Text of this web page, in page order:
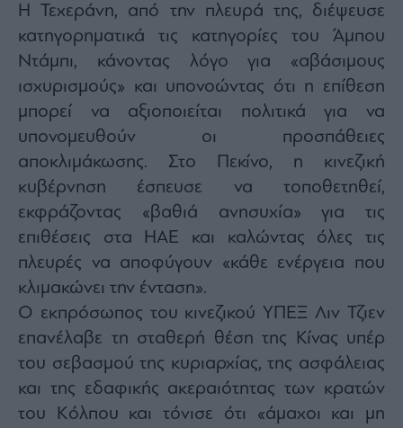
Η Τεχεράνη, από την πλευρά της, διέψευσε
κατηγορηματικά τις κατηγορίες του Άμπου
Ντάμπι, κάνοντας λόγο για «αβάσιμους
ισχυρισμούς» και υπονοώντας ότι η επίθεση
μπορεί να αξιοποιείται πολιτικά για να
υπονομευθούν οι προσπάθειες
αποκλιμάκωσης. Στο Πεκίνο, η κινεζική
κυβέρνηση έσπευσε να τοποθετηθεί,
εκφράζοντας «βαθιά ανησυχία» για τις
επιθέσεις στα ΗΑΕ και καλώντας όλες τις
πλευρές να αποφύγουν «κάθε ενέργεια που
κλιμακώνει την ένταση».
Ο εκπρόσωπος του κινεζικού ΥΠΕΞ Λιν Τζιεν
επανέλαβε τη σταθερή θέση της Κίνας υπέρ
του σεβασμού της κυριαρχίας, της ασφάλειας
και της εδαφικής ακεραιότητας των κρατών
του Κόλπου και τόνισε ότι «άμαχοι και μη